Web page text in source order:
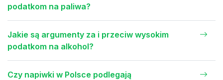
podatkom na paliwa?
Jakie są argumenty za i przeciw wysokim
podatkom na alkohol?
Czy napiwki w Polsce podlegają